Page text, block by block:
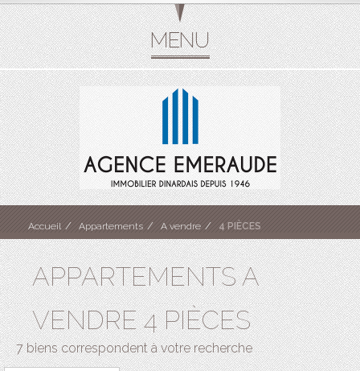
Accueil Appartements A vendre 4 PIÈCES
APPARTEMENTS A
VENDRE 4 PIÈCES
7 biens correspondent à votre recherche